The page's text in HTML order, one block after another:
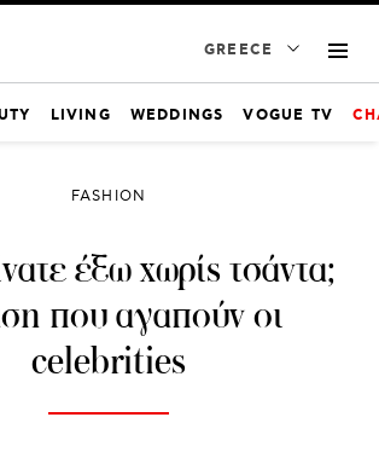
GREECE
LIVING WEDDINGS VOGUE TV
FASHION
έξω χωρίς τσάντα;
που αγαπούν οι
celebrities